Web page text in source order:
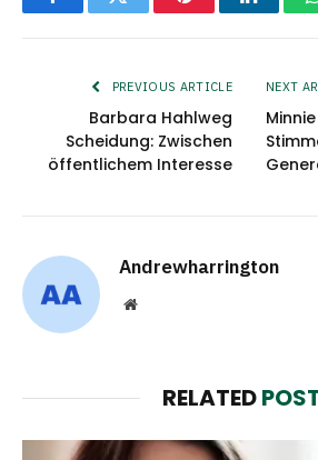
FacebookTwitter Pinterest
PREVIOUS ARTICLE
Barbara Hahlweg
Scheidung: Zwischen
öffentlichem Interesse
NEXT
Andrewharrington
Website
RELATED